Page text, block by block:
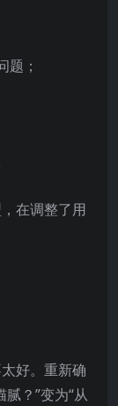
题；
在调整了用
好。重新确
？”变为“从